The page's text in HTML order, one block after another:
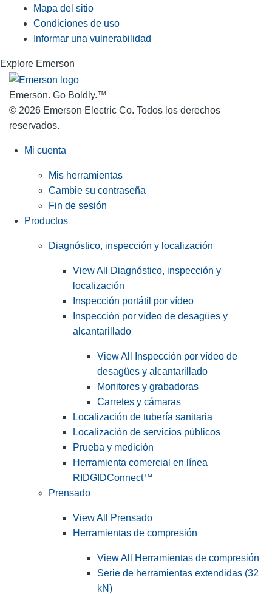
Mapa del sitio
Condiciones de uso
Informar una vulnerabilidad
Explore Emerson
Emerson. Go Boldly.™
© 2026 Emerson Electric Co. Todos los derechos
reservados.
Mi cuenta
Mis herramientas
Cambie su contraseña
Fin de sesión
Productos
Diagnóstico, inspección y localización
View All Diagnóstico, inspección y
localización
Inspección portátil por vídeo
Inspección por vídeo de desagües y
alcantarillado
View All Inspección por vídeo de
desagües y alcantarillado
Monitores y grabadoras
Carretes y cámaras
Localización de tubería sanitaria
Localización de servicios públicos
Prueba y medición
Herramienta comercial en línea
RIDGIDConnect™
Prensado
View All Prensado
Herramientas de compresión
View All Herramientas de compresión
Serie de herramientas extendidas (32
kN)